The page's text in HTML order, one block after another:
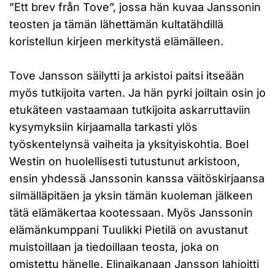
”Ett brev från Tove”, jossa hän kuvaa Janssonin
teosten ja tämän lähettämän kultatähdillä
koristellun kirjeen merkitystä elämälleen.
Tove Jansson säilytti ja arkistoi paitsi itseään
myös tutkijoita varten. Ja hän pyrki joiltain osin jo
etukäteen vastaamaan tutkijoita askarruttaviin
kysymyksiin kirjaamalla tarkasti ylös
työskentelynsä vaiheita ja yksityiskohtia. Boel
Westin on huolellisesti tutustunut arkistoon,
ensin yhdessä Janssonin kanssa väitöskirjaansa
silmälläpitäen ja yksin tämän kuoleman jälkeen
tätä elämäkertaa kootessaan. Myös Janssonin
elämänkumppani Tuulikki Pietilä on avustanut
muistoillaan ja tiedoillaan teosta, joka on
omistettu hänelle. Elinaikanaan Jansson lahjoitti